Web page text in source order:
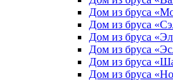
Дом из бруса
Дом из бруса
Дом из бруса
Дом из бруса
Дом из бруса
Дом из бруса